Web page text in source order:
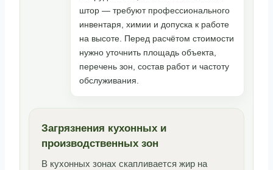
штор — требуют профессионального
инвентаря, химии и допуска к работе
на высоте. Перед расчётом стоимости
нужно уточнить площадь объекта,
перечень зон, состав работ и частоту
обслуживания.
Загрязнения кухонных и
производственных зон
В кухонных зонах скапливается жир на